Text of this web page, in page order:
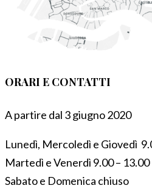
ORARI E CONTATTI
A partire dal 3 giugno 2020
Lunedì, Mercoledì e Giovedì
Martedì e Venerdì 9.00 – 13.00
Sabato e Domenica chiuso